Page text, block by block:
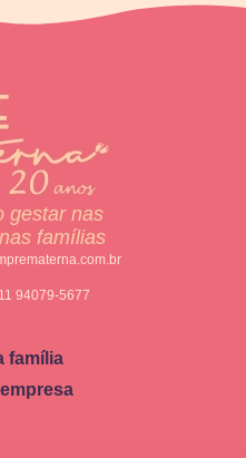
gestar nas
famílias
94079-5677
família